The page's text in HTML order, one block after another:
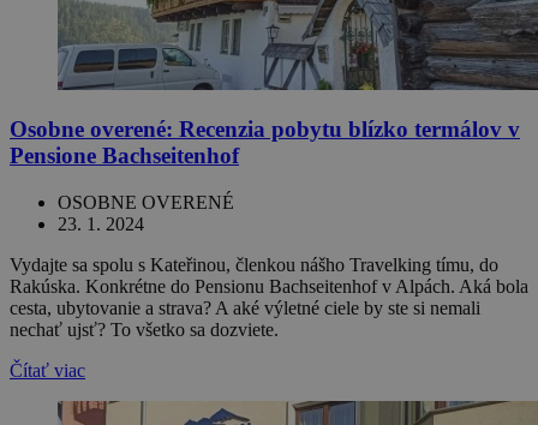
Osobne overené: Recenzia pobytu blízko termálov v
Pensione Bachseitenhof
OSOBNE OVERENÉ
23. 1. 2024
Vydajte sa spolu s Kateřinou, členkou nášho Travelking tímu, do
Rakúska. Konkrétne do Pensionu Bachseitenhof v Alpách. Aká bola
cesta, ubytovanie a strava? A aké výletné ciele by ste si nemali
nechať ujsť? To všetko sa dozviete.
Čítať viac